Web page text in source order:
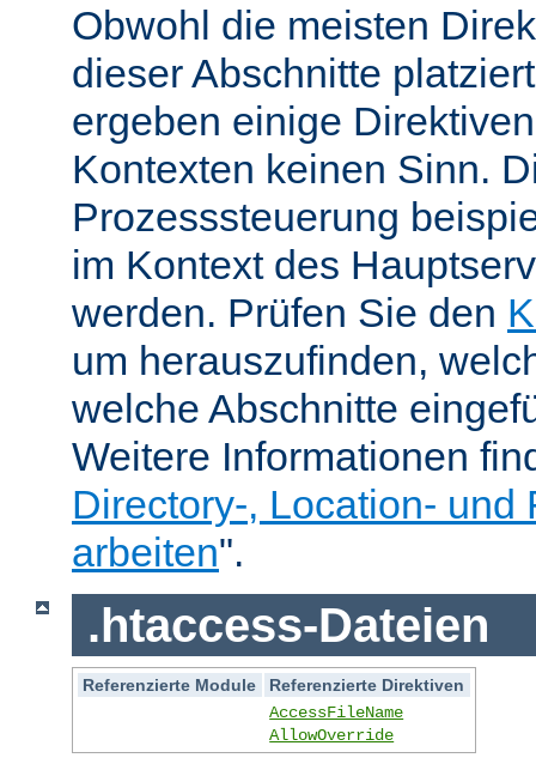
Obwohl die meisten
dieser Abschnitte
ergeben einige
Kontexten keinen Sinn.
Prozesssteuerung
im Kontext des
werden. Prüfen Sie den
um herauszufinden,
welche Abschnitte
Weitere Informationen
Directory-, Location- und
arbeiten".
.htaccess-Dateien
Referenzierte Module
Referenzierte Direktiven
AccessFileName
AllowOverride